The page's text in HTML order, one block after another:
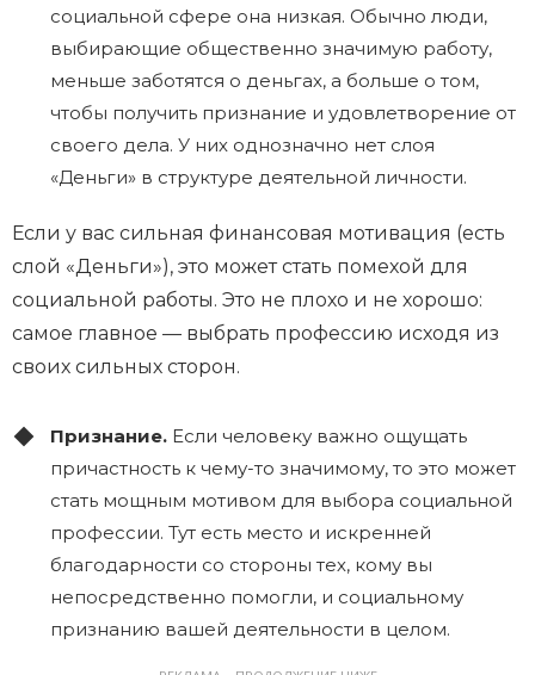
социальной сфере она низкая. Обычно люди,
выбирающие общественно значимую работу,
меньше заботятся о деньгах, а больше о том,
чтобы получить признание и удовлетворение от
своего дела. У них однозначно нет слоя
«Деньги» в структуре деятельной личности.
Если у вас сильная финансовая мотивация (есть
слой «Деньги»), это может стать помехой для
социальной работы. Это не плохо и не хорошо:
самое главное — выбрать профессию исходя из
своих сильных сторон.
Признание. Если человеку важно ощущать
причастность к чему-то значимому, то это может
стать мощным мотивом для выбора социальной
профессии. Тут есть место и искренней
благодарности со стороны тех, кому вы
непосредственно помогли, и социальному
признанию вашей деятельности в целом.